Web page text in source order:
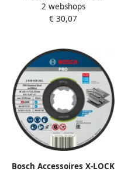
Dynamics Slijpschijf |
Metaal High-End | 125 x 22
2 webshops
€ 30,07
Bosch Accessoires X-LOCK